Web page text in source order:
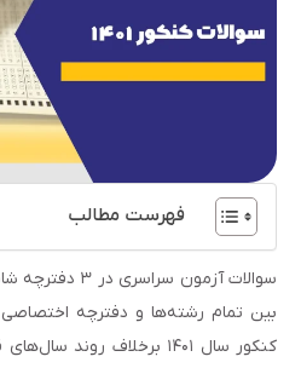
فهرست مطالب
سوالات آزمون
بین تمام رشته‌ها و دفترچه
کنکور سال ۱۴۰۱ برخلاف